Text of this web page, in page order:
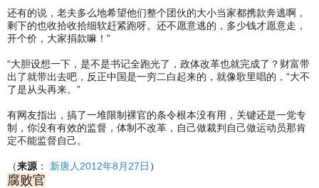
还有的说，老夫多么地希望他们整个团伙的大小当家都携款奔逃啊，
剩下的也收拾收拾细软赶紧跑呀。还不愿意逃的，多少钱才愿意走，
开个价，大家捐款嘛！”
“大胆设想一下，是不是书记全跑光了，政体改革也就完成了？财富带
出了就带出去吧，反正中国是一穷二白起来的，就像歌里唱的，“大不
了是从头再来。”
有网友指出，搞了一堆限制裸官的条令根本没有用，关键还是一党专
制，你没有有效的监督，体制不改革，自己做裁判自己做运动员那肯
定不能监督自己。
（来源 ： 新唐人2012年8月27日 ）
腐败官